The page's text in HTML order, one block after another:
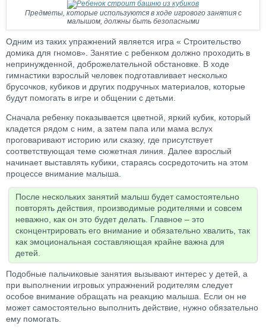
Предметы, которые используются в ходе игрового занятия с
малышом, должны быть безопасными
Одним из таких упражнений является игра « Строительство
домика для гномов». Занятие с ребенком должно проходить в
непринужденной, доброжелательной обстановке. В ходе
гимнастики взрослый человек подготавливает несколько
брусочков, кубиков и других подручных материалов, которые
будут помогать в игре и общении с детьми.
Сначала ребенку показывается цветной, яркий кубик, который
кладется рядом с ним, а затем папа или мама вслух
проговаривают историю или сказку, где присутствует
соответствующая теме сюжетная линия. Далее взрослый
начинает выставлять кубики, стараясь сосредоточить на этом
процессе внимание малыша.
После нескольких занятий малыш будет самостоятельно
повторять действия, производимые родителями и совсем
неважно, как он это будет делать. Главное – это
сконцентрировать его внимание и обязательно хвалить, так
как эмоциональная составляющая крайне важна для
детей.
Подобные пальчиковые занятия вызывают интерес у детей, а
при выполнении игровых упражнений родителям следует
особое внимание обращать на реакцию малыша. Если он не
может самостоятельно выполнить действие, нужно обязательно
ему помогать.